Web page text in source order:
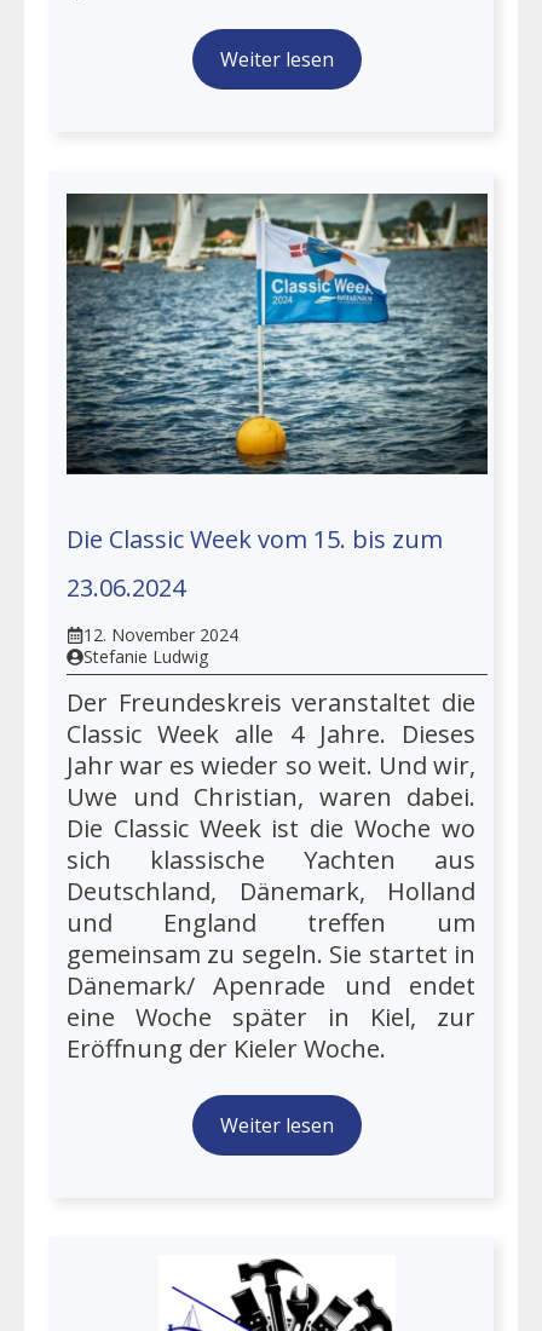
Weiter lesen
Die Classic Week vom 15. bis zum
23.06.2024
12. November 2024
Stefanie Ludwig
Der Freundeskreis veranstaltet die
Classic Week alle 4 Jahre. Dieses
Jahr war es wieder so weit. Und wir,
Uwe und Christian, waren dabei.
Die Classic Week ist die Woche wo
sich klassische Yachten aus
Deutschland, Dänemark, Holland
und England treffen um
gemeinsam zu segeln. Sie startet in
Dänemark/ Apenrade und endet
eine Woche später in Kiel, zur
Eröffnung der Kieler Woche.
Weiter lesen